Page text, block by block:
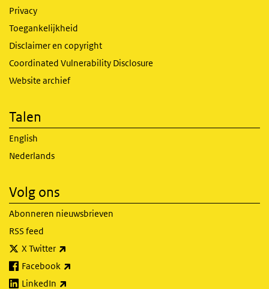
Privacy
Toegankelijkheid
Disclaimer en copyright
Coordinated Vulnerability Disclosure
Website archief
Talen
English
Nederlands
Volg ons
Abonneren nieuwsbrieven
RSS feed
X Twitter
Facebook
LinkedIn